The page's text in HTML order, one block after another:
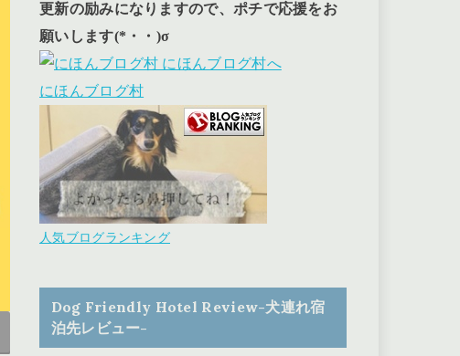
更新の励みになりますので、ポチで応援をお
願いします(*・・)σ
にほんブログ村
人気ブログランキング
Dog Friendly Hotel Review-犬連れ宿
泊先レビュー-